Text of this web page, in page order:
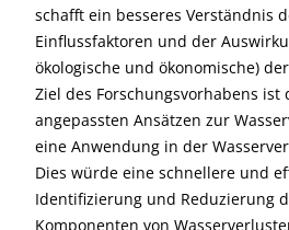
schafft ein besseres Verständnis
Einflussfaktoren und der
ökologische und ökonomische)
Ziel des Forschungsvorhabens ist
angepassten Ansätzen zur
eine Anwendung in der
Dies würde eine schnellere und
Identifizierung und Reduzierung
Komponenten von